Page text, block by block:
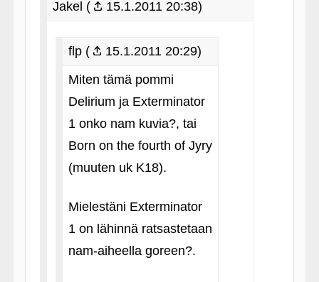
Jakel ( 15.1.2011 20:38)
flp (
15.1.2011 20:29)
Miten tämä pommi
Delirium ja Exterminator
1 onko nam kuvia?, tai
Born on the fourth of Jyry
(muuten uk K18).
Mielestäni Exterminator
1 on lähinnä ratsastetaan
nam-aiheella goreen?.